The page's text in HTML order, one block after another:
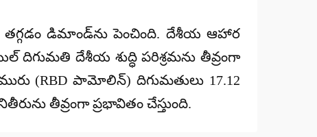
డిమాండ్‌ను పెంచింది. దేశీయ ఆహార
దేశీయ శుద్ధి పరిశ్రమను తీవ్రంగా
(RBD పామోలిన్) దిగుమతులు 17.12
తీవ్రంగా ప్రభావితం చేస్తుంది.